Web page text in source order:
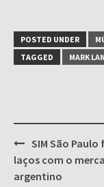
POSTED UNDER
TAGGED
MARK
Post
navigation
SIM São
laços com o
argentino